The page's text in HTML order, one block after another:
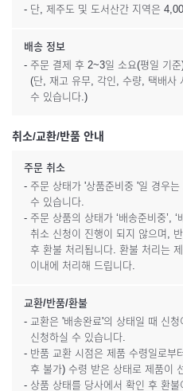
- 단, 제주도 및 도서산간 지역은
배송 정보
- 주문 결제 후 2~3일 소요(평일 기준
(단, 재고 유무, 각인, 수량, 택배사
수 있습니다.)
취소/교환/반품 안내
주문 취소
- 주문 상태가 '상품준비중 '일 경우
수 있습니다.
- 주문 상품의 상태가 ‘배송준비중’, ‘
취소 신청이 진행이 되지 않으며,
후 환불 처리됩니다. 환불 처리는
이내에 처리해 드립니다.
교환/반품/환불
- 교환은 '배송완료'의 상태일 때 신
신청하실 수 있습니다.
- 반품 교환 시점은 제품 수령일로부
후 불가) 수령 받은 상태로 제품이
- 상품 상태를 당사에서 확인 후 환불